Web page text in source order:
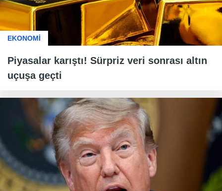
EKONOMİ
Piyasalar karıştı! Sürpriz veri sonrası altın
uçuşa geçti